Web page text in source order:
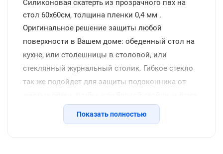
Силиконовая скатерть из прозрачного пвх на
стол 60x60см, толщина пленки 0,4 мм .
Оригинальное решение защиты любой
поверхности в Вашем доме: обеденный стол на
кухне, или столешницы в столовой, или
стеклянный журнальный столик. Гибкое стекло
так же подойдет для защиты подоконника от
защитит напольное покрытие от царапин стула.
Показать полностью